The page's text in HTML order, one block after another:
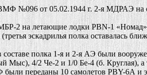
№096 от 05.02.1944 г. 2-я МДРАЭ на
2 на летающие лодки PBN-1 «Номад»
эскадрилья полка оставалась
полка 1-я и 2-я АЭ были
Мыс), 4/2 Че-2 и 1/0 Бе-4 (б. Круглая), а
переданы 10 самолетов PBY-6А и